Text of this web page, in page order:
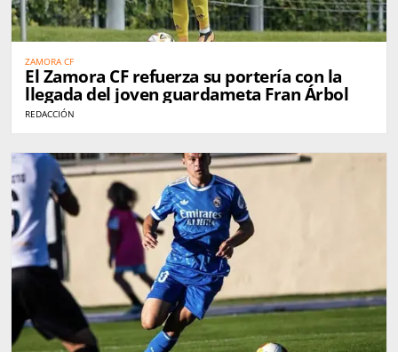
ZAMORA CF
El Zamora CF refuerza su portería con la
llegada del joven guardameta Fran Árbol
REDACCIÓN